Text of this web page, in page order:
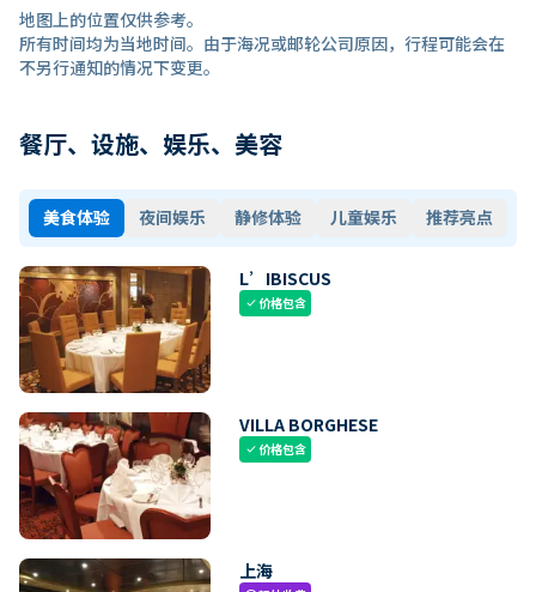
地图上的位置仅供参考。
所有时间均为当地时间。由于海况或邮轮公司原因，行程可能会在
不另行通知的情况下变更。
餐厅、设施、娱乐、美容
美食体验 夜间娱乐 静修体验 儿童娱乐 推荐亮点
L’IBISCUS
check价格包含
VILLA BORGHESE
check价格包含
上海